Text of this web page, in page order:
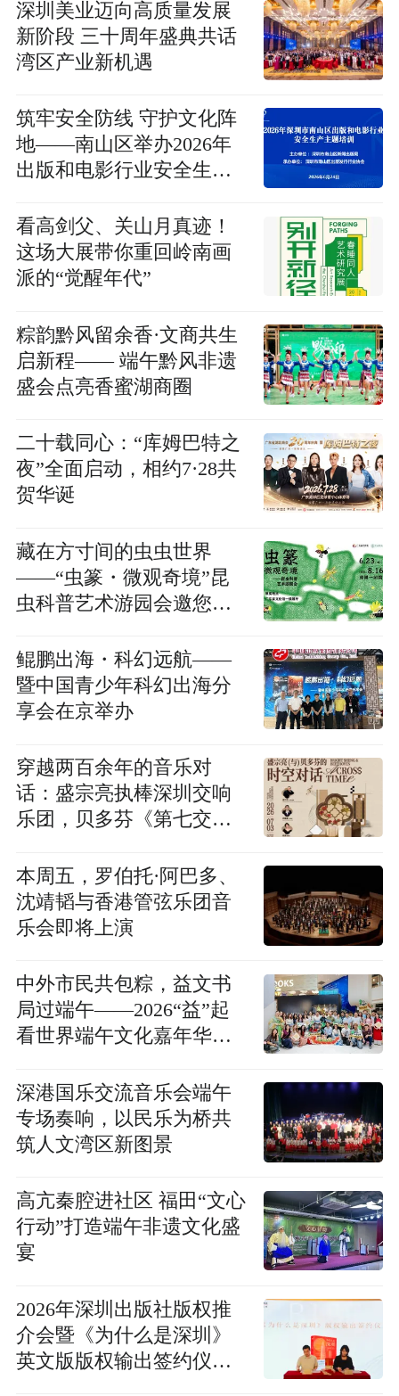
深圳美业迈向高质量发展
新阶段 三十周年盛典共话
湾区产业新机遇
筑牢安全防线 守护文化阵
地——南山区举办2026年
出版和电影行业安全生产
看高剑父、关山月真迹！
这场大展带你重回岭南画
派的“觉醒年代”
粽韵黔风留余香·文商共生
启新程—— 端午黔风非遗
盛会点亮香蜜湖商圈
二十载同心：“库姆巴特之
夜”全面启动，相约7·28共
贺华诞
藏在方寸间的虫虫世界
——“虫篆・微观奇境”昆
虫科普艺术游园会邀您来
鲲鹏出海・科幻远航——
暨中国青少年科幻出海分
享会在京举办
穿越两百余年的音乐对
话：盛宗亮执棒深圳交响
乐团，贝多芬《第七交响
演同台呈现
本周五，罗伯托·阿巴多、
沈靖韬与香港管弦乐团音
乐会即将上演
中外市民共包粽，益文书
局过端午——2026“益”起
看世界端午文化嘉年华精
深港国乐交流音乐会端午
专场奏响，以民乐为桥共
筑人文湾区新图景
高亢秦腔进社区 福田“文心
行动”打造端午非遗文化盛
宴
2026年深圳出版社版权推
介会暨《为什么是深圳》
英文版版权输出签约仪式